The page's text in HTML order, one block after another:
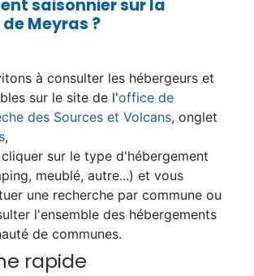
saisonnier sur la
Meyras ?
à consulter les hébergeurs et
sur le site de l'office de
des Sources et Volcans, onglet
,
sur le type d'hébergement
meublé, autre...) et vous
une recherche par commune ou
l'ensemble des hébergements
de communes.
rapide